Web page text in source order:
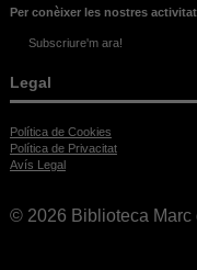
Per conèixer les nostres
Subscriure'm ara!
Legal
Política de Cookies
Política de Privacitat
Avís Legal
© 2026 Biblioteca Marc